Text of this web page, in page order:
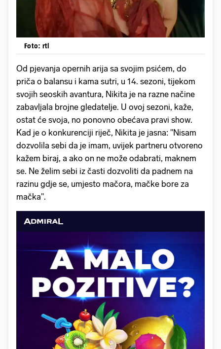
Foto: rtl
Od pjevanja opernih arija sa svojim psićem, do
priča o balansu i kama sutri, u 14. sezoni, tijekom
svojih seoskih avantura, Nikita je na razne načine
zabavljala brojne gledatelje. U ovoj sezoni, kaže,
ostat će svoja, no ponovno obećava pravi show.
Kad je o konkurenciji riječ, Nikita je jasna: "Nisam
dozvolila sebi da je imam, uvijek partneru otvoreno
kažem biraj, a ako on ne može odabrati, maknem
se. Ne želim sebi iz časti dozvoliti da padnem na
razinu gdje se, umjesto mačora, mačke bore za
mačka".